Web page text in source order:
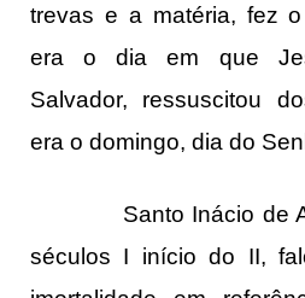
trevas e a matéria, fez
era o dia em que
Salvador, ressuscitou
era o domingo, dia do
Santo Inácio de
séculos I início do II,